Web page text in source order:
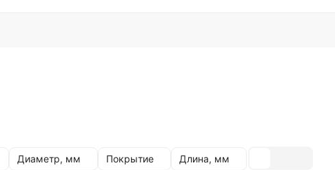
Диаметр, мм Покрытие Длина, мм